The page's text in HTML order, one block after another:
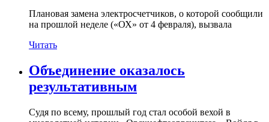
Плановая замена электросчетчиков, о которой сообщили
на прошлой неделе («ОХ» от 4 февраля), вызвала
Читать
Объединение оказалось
результативным
Судя по всему, прошлый год стал особой вехой в